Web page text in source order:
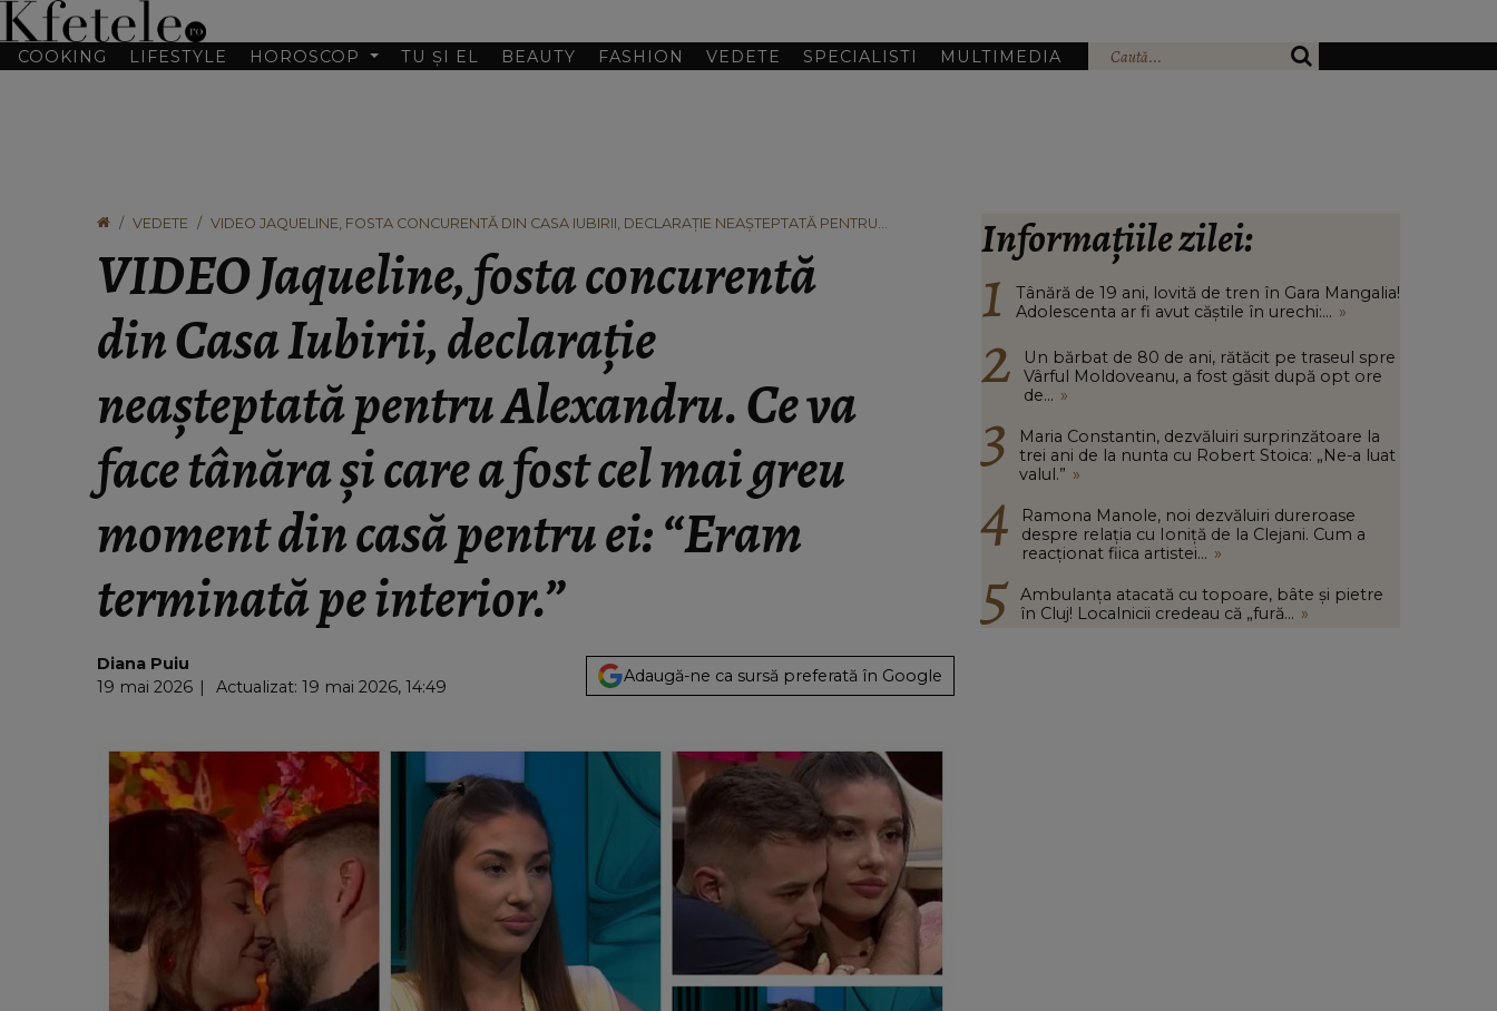
COOKING LIFESTYLE HOROSCOP TU ȘI EL BEAUTY FASHION VEDETE SPECIALISTI MULTIMEDIA
VEDETE
VIDEO JAQUELINE, FOSTA CONCURENTĂ DIN CASA IUBIRII, DECLARAȚIE NEAȘTEPTATĂ PENTRU
TERMINATĂ PE INTERIOR.”
VIDEO Jaqueline, fosta concurentă
din Casa Iubirii, declarație
neașteptată pentru Alexandru. Ce va
face tânăra și care a fost cel mai greu
moment din casă pentru ei: “Eram
terminată pe interior.”
Diana Puiu
19 mai 2026
Actualizat: 19 mai 2026, 14:49
Adaugă-ne ca sursă preferată în Google
Informațiile zilei:
Tânără de 19 ani, lovită de tren în Gara Mangalia!
Adolescenta ar fi avut căștile în urechi:... »
Un bărbat de 80 de ani, rătăcit pe traseul spre
Vârful Moldoveanu, a fost găsit după opt ore
de... »
Maria Constantin, dezvăluiri surprinzătoare la
trei ani de la nunta cu Robert Stoica: „Ne-a luat
valul.” »
Ramona Manole, noi dezvăluiri dureroase
despre relația cu Ioniță de la Clejani. Cum a
reacționat fiica artistei... »
Ambulanța atacată cu topoare, bâte și pietre
în Cluj! Localnicii credeau că „fură... »